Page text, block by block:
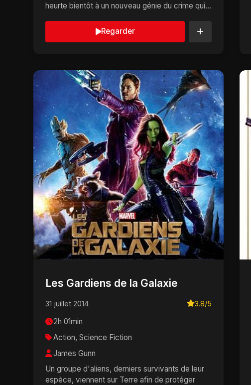
heurte bientôt à un nouveau génie du crime qui
Regarder
Les Gardiens de la Galaxie
31 juillet 2014 3.8/5
2h 01min
Action, Science Fiction
James Gunn
Un groupe d'aliens, derniers survivants de leur
espèce, viennent sur Terre afin de protéger